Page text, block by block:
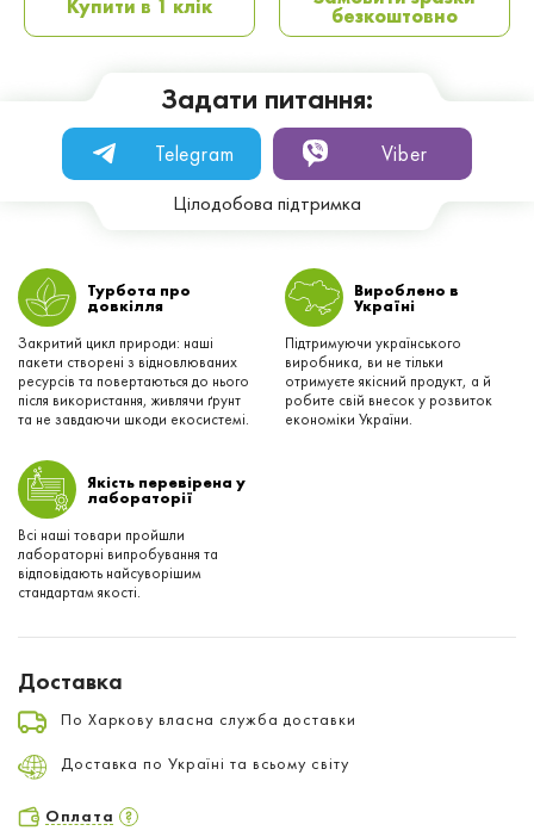
Купити в 1 клік безкоштовно
Задати питання:
Telegram Viber
Цілодобова підтримка
Турбота про
довкілля
Закритий цикл природи: наші
пакети створені з відновлюваних
ресурсів та повертаються до нього
після використання, живлячи ґрунт
та не завдаючи шкоди екосистемі.
Вироблено в
Українi
Підтримуючи українського
виробника, ви не тільки
отримуєте якісний продукт, а й
робите свій внесок у розвиток
економіки України.
Якість перевірена у
лабораторії
Всі наші товари пройшли
лабораторні випробування та
відповідають найсуворішим
стандартам якості.
Доставка
По Харкову власна служба доставки
Доставка по Україні та всьому світу
Оплата